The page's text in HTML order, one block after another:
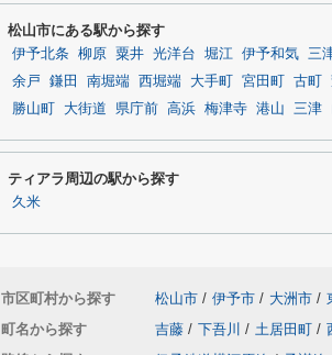
松山市にある駅から探す
伊予北条 柳原 粟井 光洋台 堀江 伊予和気 三
余戸
鎌田 南堀端 西堀端 大手町 宮田町 古町
勝山町
大街道 県庁前 高浜 梅津寺 港山 三津
ティアラ周辺の駅から探す
久米
市区町村から探す 松山市 / 伊予市 / 大洲市 /
町名から探す
吉藤 / 下吾川 / 土居田町 /